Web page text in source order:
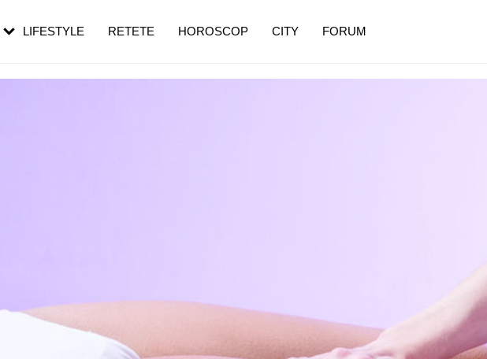
LIFESTYLE RETETE HOROSCOP CITY FORUM
în vârstă
de dureroasă este investigația